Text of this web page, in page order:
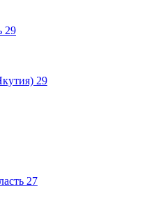
29
29
27